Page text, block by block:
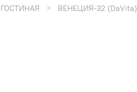
ГОСТИНАЯ ВЕНЕЦИЯ-32 (DaVita)